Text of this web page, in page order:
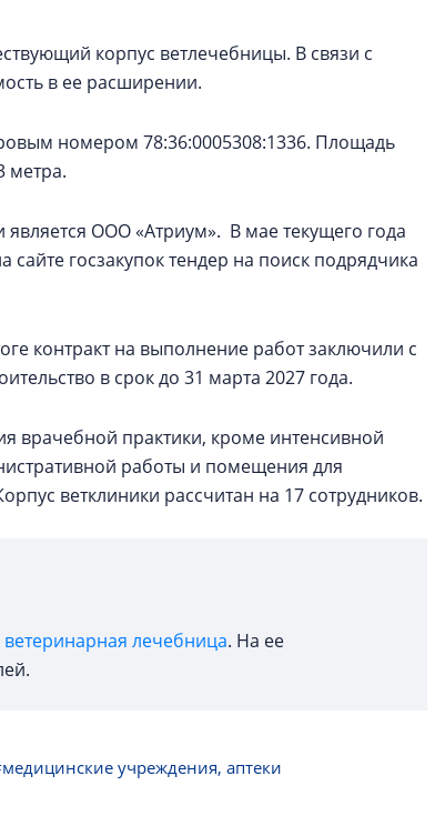
корпус ветлечебницы. В связи с
в ее расширении.
номером 78:36:0005308:1336. Площадь
метра.
ООО «Атриум». В мае текущего года
сайте госзакупок тендер на поиск подрядчика
контракт на выполнение работ заключили с
в срок до 31 марта 2027 года.
врачебной практики, кроме интенсивной
работы и помещения для
ветклиники рассчитан на 17 сотрудников.
ветеринарная лечебница. На ее
учреждения, аптеки